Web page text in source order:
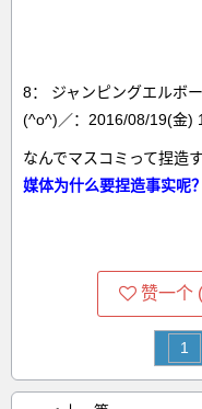
8： ジャンピングエルボ
(^o^)／：2016/08/19(金)
なんでマスコミって捏造
媒体为什么要捏造事实呢？
赞一个 (
1